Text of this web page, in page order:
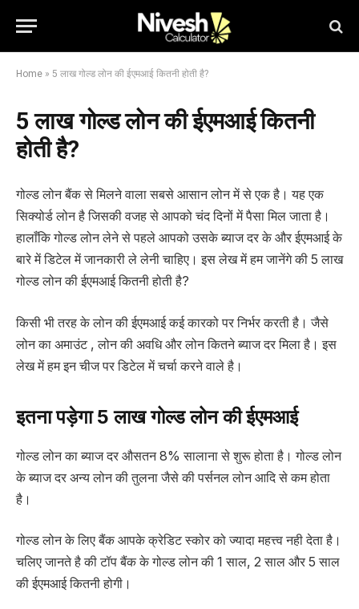
Home » 5 लाख गोल्ड लोन की ईएमआई कितनी होती है?
5 लाख गोल्ड लोन की ईएमआई कितनी
होती है?
गोल्ड लोन बैंक से मिलने वाला सबसे आसान लोन में से एक है। यह एक
सिक्योर्ड लोन है जिसकी वजह से आपको चंद दिनों में पैसा मिल जाता है।
हालाँकि गोल्ड लोन लेने से पहले आपको उसके ब्याज दर के और ईएमआई के
बारे में डिटेल में जानकारी ले लेनी चाहिए। इस लेख में हम जानेंगे की 5 लाख
गोल्ड लोन की ईएमआई कितनी होती है?
किसी भी तरह के लोन की ईएमआई कई कारको पर निर्भर करती है। जैसे
लोन का अमाउंट , लोन की अवधि और लोन कितने ब्याज दर मिला है। इस
लेख में हम इन चीज पर डिटेल में चर्चा करने वाले है।
इतना पड़ेगा 5 लाख गोल्ड लोन की ईएमआई
गोल्ड लोन का ब्याज दर औसतन 8% सालाना से शुरू होता है। गोल्ड लोन
के ब्याज दर अन्य लोन की तुलना जैसे की पर्सनल लोन आदि से कम होता
है।
गोल्ड लोन के लिए बैंक आपके क्रेडिट स्कोर को ज्यादा महत्त्व नही देता है।
चलिए जानते है की टॉप बैंक के गोल्ड लोन की 1 साल, 2 साल और 5 साल
की ईएमआई कितनी होगी।